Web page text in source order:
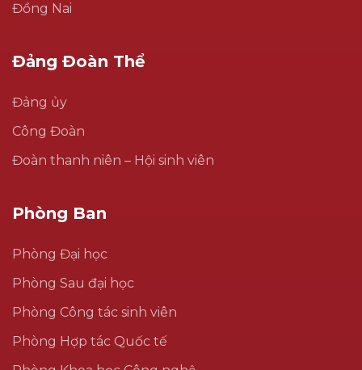
Đồng Nai
Đảng Đoàn Thể
Đảng ủy
Công Đoàn
Đoàn thanh niên – Hội sinh viên
Phòng Ban
Phòng Đại học
Phòng Sau đại học
Phòng Công tác sinh viên
Phòng Hợp tác Quốc tế